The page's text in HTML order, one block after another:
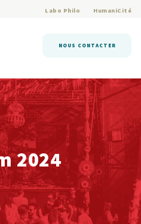
Labo Philo HumaniCité
NOUS CONTACTER
2024